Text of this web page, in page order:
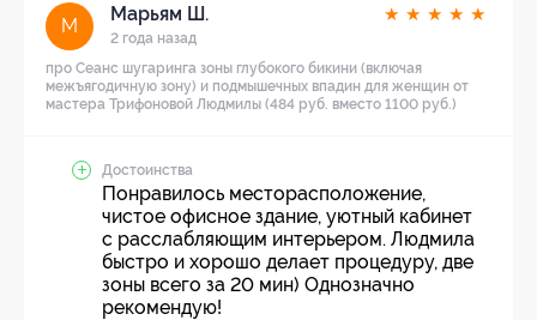
М
Марьям Ш.
2 года назад
★ ★ ★ ★ ★
про Сеанс шугаринга зоны глубокого бикини (включая
межъягодичную зону) и подмышечных впадин для женщин от
мастера Трифоновой Людмилы (484 руб. вместо 1100 руб.)
Достоинства
Понравилось месторасположение,
чистое офисное здание, уютный кабинет
с расслабляющим интерьером. Людмила
быстро и хорошо делает процедуру, две
зоны всего за 20 мин) Однозначно
рекомендую!